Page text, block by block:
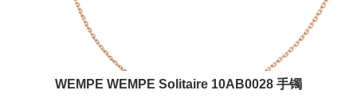
WEMPE WEMPE Solitaire 10AB0028 手镯